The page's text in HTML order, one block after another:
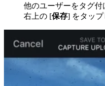
他のユーザーをタグ
右上の [保存] をタップ